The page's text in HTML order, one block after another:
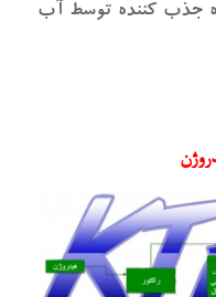
جذب کننده توسط آب